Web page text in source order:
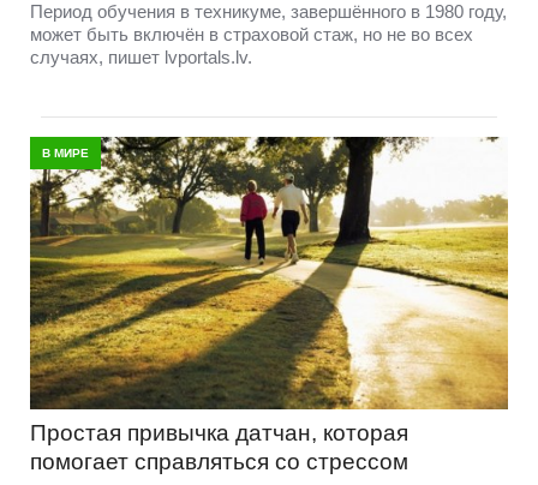
Период обучения в техникуме, завершённого в 1980 году,
может быть включён в страховой стаж, но не во всех
случаях, пишет lvportals.lv.
В МИРЕ
Простая привычка датчан, которая
помогает справляться со стрессом